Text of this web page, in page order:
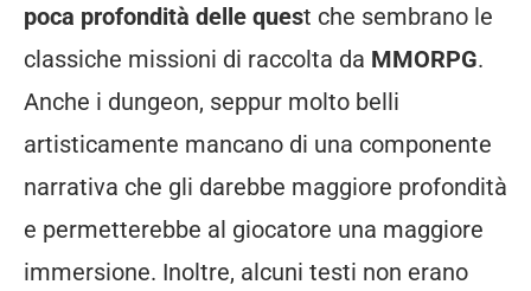
poca profondità delle quest che sembrano le
classiche missioni di raccolta da MMORPG.
Anche i dungeon, seppur molto belli
artisticamente mancano di una componente
narrativa che gli darebbe maggiore profondità
e permetterebbe al giocatore una maggiore
immersione. Inoltre, alcuni testi non erano